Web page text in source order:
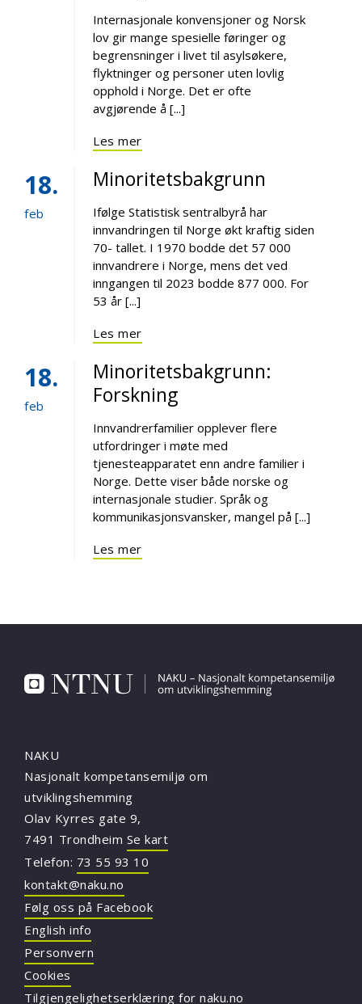
Internasjonale konvensjoner og Norsk
lov gir mange spesielle føringer og
begrensninger i livet til asylsøkere,
flyktninger og personer uten lovlig
opphold i Norge. Det er ofte
avgjørende å [...]
Les mer
18
feb
Minoritetsbakgrunn
Ifølge Statistisk sentralbyrå har
innvandringen til Norge økt kraftig siden
70- tallet. I 1970 bodde det 57 000
innvandrere i Norge, mens det ved
inngangen til 2023 bodde 877 000. For
53 år [...]
Les mer
18
feb
Minoritetsbakgrunn:
Forskning
Innvandrerfamilier opplever flere
utfordringer i møte med
tjenesteapparatet enn andre familier i
Norge. Dette viser både norske og
internasjonale studier. Språk og
kommunikasjonsvansker, mangel på [...]
Les mer
NAKU
Nasjonalt kompetansemiljø om
utviklingshemming
Olav Kyrres gate 9,
7491 Trondheim Se kart
Telefon: 73 55 93 10
kontakt@naku.no
Følg oss på Facebook
English info
Personvern
Cookies
Tilgjengelighetserklæring for naku.no